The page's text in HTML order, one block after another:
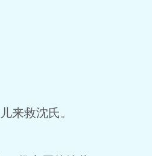
来救沈氏。